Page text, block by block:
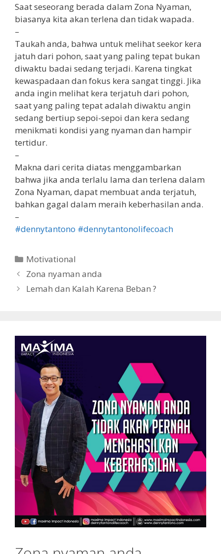
Saat seseorang berada dalam Zona Nyaman,
biasanya kita akan terlena dan tidak wapada.
–
Taukah anda, bahwa untuk melihat seekor kera
jatuh dari pohon, saat yang paling tepat bukan
diwaktu badai sedang terjadi. Karena tingkat
kewaspadaan dan fokus kera sangat tinggi. Jika
anda ingin melihat kera terjatuh dari pohon,
saat yang paling tepat adalah diwaktu angin
sedang bertiup sepoi-sepoi dan kera sedang
menikmati kondisi yang nyaman dan hampir
tertidur.
–
Makna dari cerita diatas menggambarkan
bahwa jika anda terlalu lama dan terlena dalam
Zona Nyaman, dapat membuat anda terjatuh,
bahkan gagal dalam meraih keberhasilan anda.
–
#dennytantono #dennytantonolifecoach
Motivational
Zona nyaman anda
Lemah dan Kalah Karena Beban ?